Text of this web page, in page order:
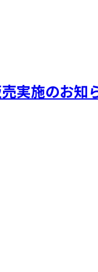
実施のお知